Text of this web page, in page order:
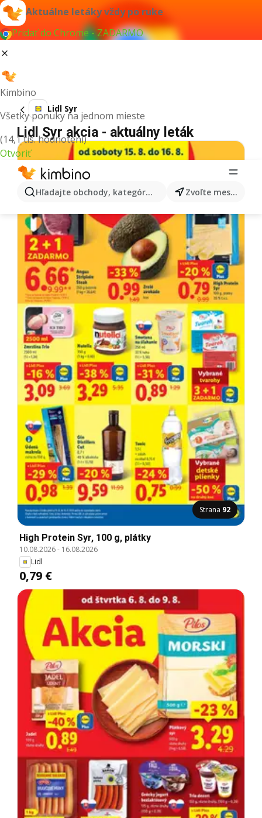
Aktuálne letáky vždy po ruke
Pridať do Chrome - ZADARMO
Kimbino
Všetky ponuky na jednom mieste
(14,1 tis. hodnotení)
Otvoriť
Hľadajte obchody, kategórie, produkty... Zvoľte mesto
Lidl Syr
Lidl Syr akcia - aktuálny leták
Strana 92
High Protein Syr, 100 g, plátky
10.08.2026- 16.08.2026
Lidl
0,79 €